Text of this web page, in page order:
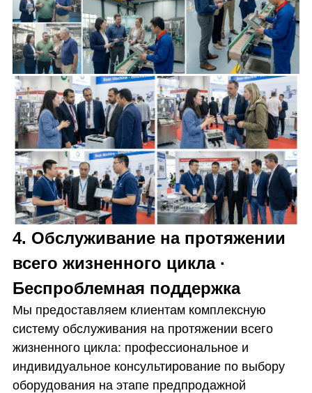
4. Обслуживание на протяжении
всего жизненного цикла ·
Беспроблемная поддержка
Мы предоставляем клиентам комплексную
систему обслуживания на протяжении всего
жизненного цикла: профессиональное и
индивидуальное консультирование по выбору
оборудования на этапе предпродажной